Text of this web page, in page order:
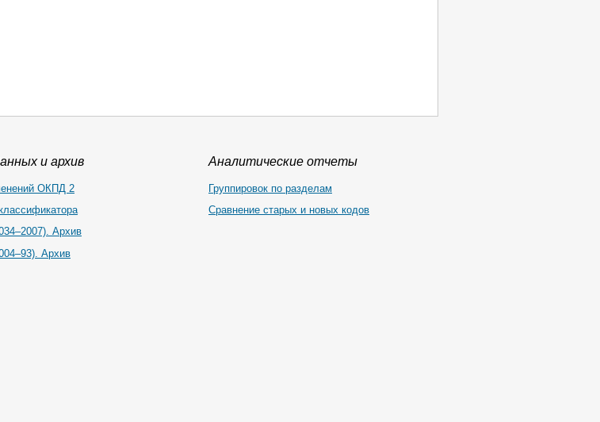
и архив
ОКПД 2
Архив
Архив
Аналитические отчеты
Группировок по разделам
Сравнение старых и новых кодов